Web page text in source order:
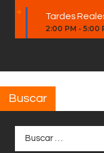
Tardes
2:00 PM - 5:00
Buscar